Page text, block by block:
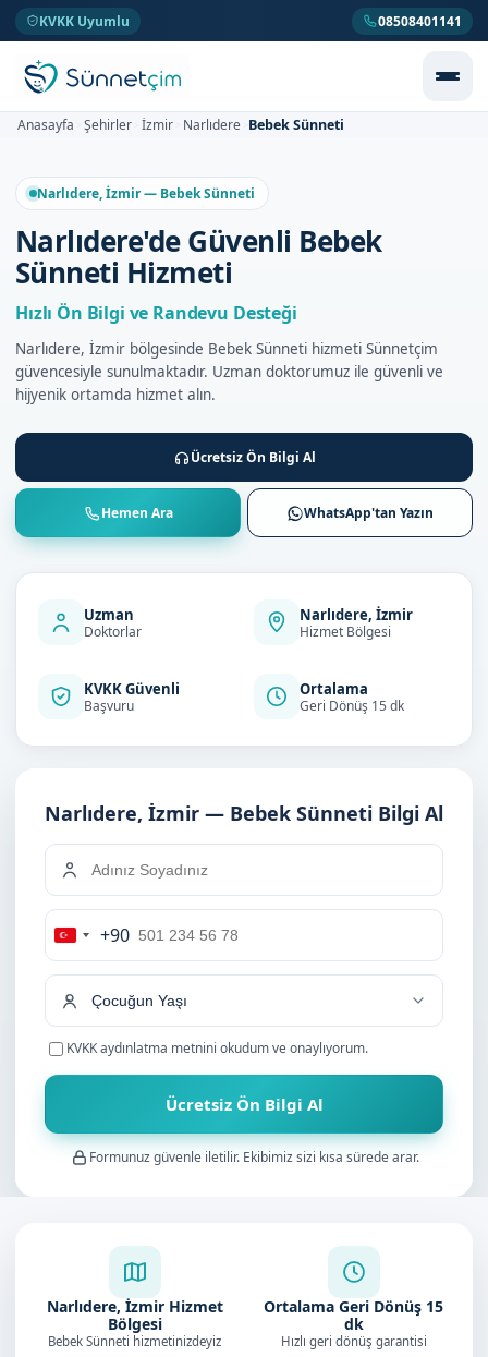
KVKK Uyumlu 08508401141
Anasayfa Şehirler İzmir Narlıdere Bebek Sünneti
Narlıdere, İzmir — Bebek Sünneti
Narlıdere'de Güvenli Bebek
Sünneti Hizmeti
Hızlı Ön Bilgi ve Randevu Desteği
Narlıdere, İzmir bölgesinde Bebek Sünneti hizmeti Sünnetçim
güvencesiyle sunulmaktadır. Uzman doktorumuz ile güvenli ve
hijyenik ortamda hizmet alın.
Ücretsiz Ön Bilgi Al
Hemen Ara WhatsApp'tan Yazın
Uzman
Doktorlar
Narlıdere, İzmir
Hizmet Bölgesi
KVKK Güvenli
Başvuru
Ortalama
Geri Dönüş 15 dk
Narlıdere, İzmir — Bebek Sünneti Bilgi Al
Turkey
+90
+90
KVKK aydınlatma metnini okudum ve onaylıyorum.
Ücretsiz Ön Bilgi Al
Formunuz güvenle iletilir. Ekibimiz sizi kısa sürede arar.
Narlıdere, İzmir Hizmet
Bölgesi
Bebek Sünneti hizmetinizdeyiz
Ortalama Geri Dönüş 15
dk
Hızlı geri dönüş garantisi